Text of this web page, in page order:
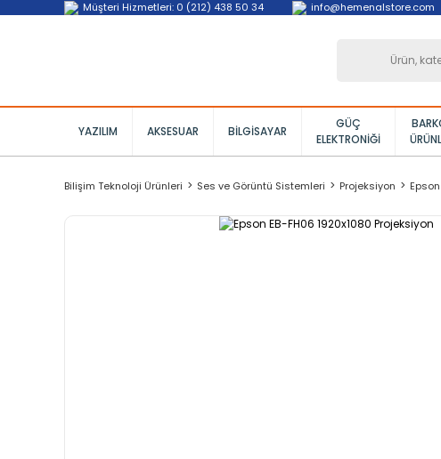
Müşteri Hizmetleri: 0 (212) 438 50 34 info@hemenalstore.com
YAZILIM AKSESUAR BILGISAYAR
GÜÇ
ELEKTRONIĞI
Bilişim Teknoloji Ürünleri Ses ve Görüntü Sistemleri Projeksiyon